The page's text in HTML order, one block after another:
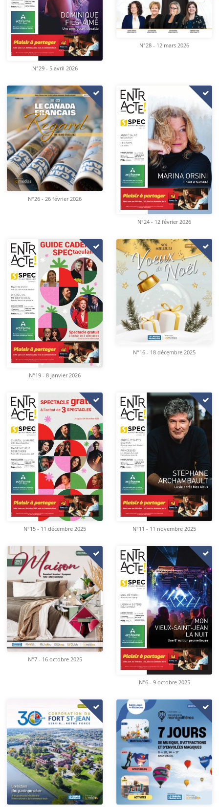
N°29 - 5 avril 2026
N°28 - 12 mars 2026
N°26 - 26 février 2026
N°24 - 12 février 2026
N°19 - 8 janvier 2026
N°16 - 18 décembre 2025
N°15 - 11 décembre 2025 N°11 - 11 novembre 2025
N°7 - 16 octobre 2025
N°6 - 9 octobre 2025